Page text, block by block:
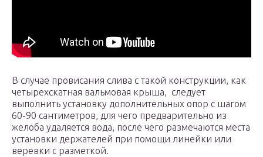
В случае провисания слива с такой конструкции, как
четырехскатная вальмовая крыша, следует
выполнить установку дополнительных опор с шагом
60-90 сантиметров, для чего предварительно из
желоба удаляется вода, после чего размечаются места
установки держателей при помощи линейки или
веревки с разметкой.